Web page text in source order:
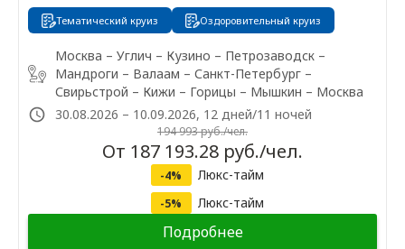
Тематический круиз Оздоровительный круиз
Москва – Углич – Кузино – Петрозаводск –
Мандроги – Валаам – Санкт-Петербург –
Свирьстрой – Кижи – Горицы – Мышкин – Москва
30.08.2026 – 10.09.2026, 12 дней/11 ночей
194 993 руб./чел.
От 187 193.28 руб./чел.
-4% Люкс-тайм
-5% Люкс-тайм
Подробнее